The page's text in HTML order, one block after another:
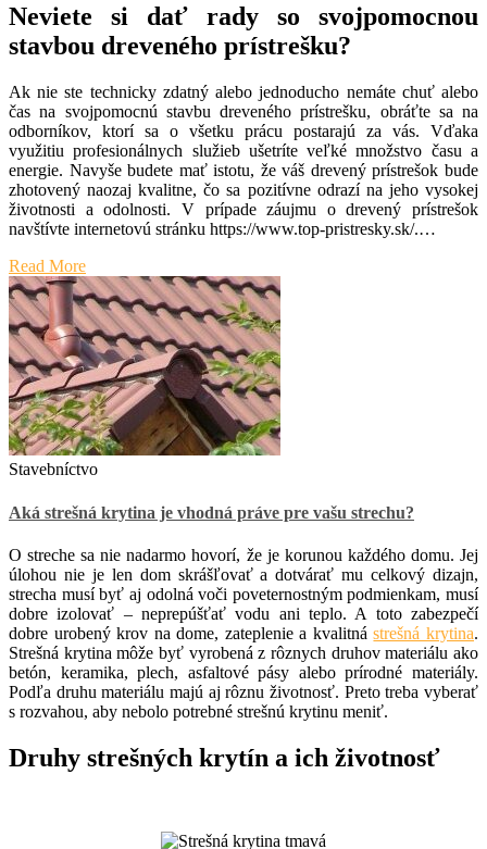
Neviete si dať rady so svojpomocnou
stavbou dreveného prístrešku?
Ak nie ste technicky zdatný alebo jednoducho nemáte chuť alebo
čas na svojpomocnú stavbu dreveného prístrešku, obráťte sa na
odborníkov, ktorí sa o všetku prácu postarajú za vás. Vďaka
využitiu profesionálnych služieb ušetríte veľké množstvo času a
energie. Navyše budete mať istotu, že váš drevený prístrešok bude
zhotovený naozaj kvalitne, čo sa pozitívne odrazí na jeho vysokej
životnosti a odolnosti. V prípade záujmu o drevený prístrešok
navštívte internetovú stránku https://www.top-pristresky.sk/.…
Read More
Stavebníctvo
Aká strešná krytina je vhodná práve pre vašu strechu?
O streche sa nie nadarmo hovorí, že je korunou každého domu. Jej
úlohou nie je len dom skrášľovať a dotvárať mu celkový dizajn,
strecha musí byť aj odolná voči poveternostným podmienkam, musí
dobre izolovať – neprepúšťať vodu ani teplo. A toto zabezpečí
dobre urobený krov na dome, zateplenie a kvalitnástrešná krytina.
Strešná krytina môže byť vyrobená z rôznych druhov materiálu ako
betón, keramika, plech, asfaltové pásy alebo prírodné materiály.
Podľa druhu materiálu majú aj rôznu životnosť. Preto treba vyberať
s rozvahou, aby nebolo potrebné strešnú krytinu meniť.
Druhy strešných krytín a ich životnosť